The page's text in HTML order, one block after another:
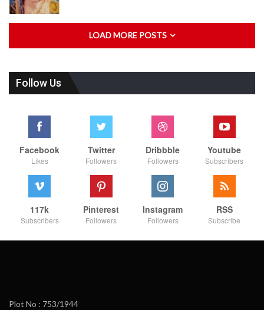
LOAD MORE POSTS
Follow Us
Facebook
Likes
Twitter
Followers
Dribbble
Followers
Youtube
Subscribers
117k
Subscribers
Pinterest
Followers
Instagram
Followers
RSS
Subscribe
Plot No : 753/1944